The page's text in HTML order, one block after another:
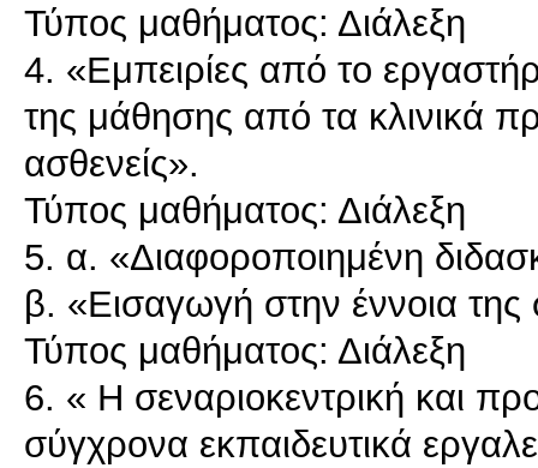
Τύπος μαθήματος: Διάλεξη
4. «Εμπειρίες από το
της μάθησης από τα κλινικά
ασθενείς».
Τύπος μαθήματος: Διάλεξη
5. α. «Διαφοροποιημένη
β. «Εισαγωγή στην έννοια
Τύπος μαθήματος: Διάλεξη
6. « Η σεναριοκεντρική και
σύγχρονα εκπαιδευτικά